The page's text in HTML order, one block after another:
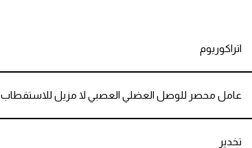
اتراكوريوم
عامل محصر للوصل العضلي العصبي لا مزيل للاستقطاب
تخدير